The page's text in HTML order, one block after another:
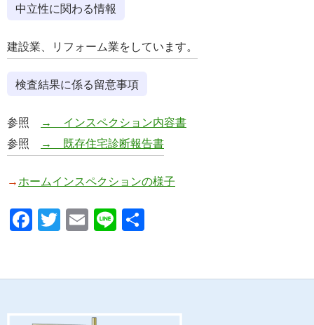
中立性に関わる情報
建設業、リフォーム業をしています。
検査結果に係る留意事項
参照
→ インスペクション内容書
参照
→ 既存住宅診断報告書
→ ホームインスペクションの様子
F
b
o
T
er
E
Li